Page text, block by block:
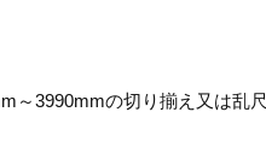
3990mmの切り揃え又は乱尺